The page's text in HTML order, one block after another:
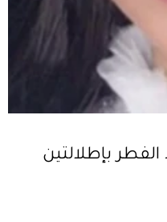
بإطلالتين